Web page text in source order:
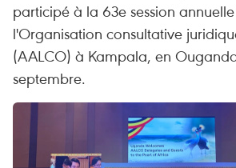
participé à la 63e session
l'Organisation consultative
(AALCO) à Kampala, en
septembre.